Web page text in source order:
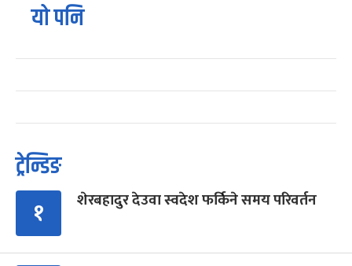
यो पनि
ट्रेन्डिङ
१ शेरबहादुर देउवा स्वदेश फर्किने समय परिवर्तन